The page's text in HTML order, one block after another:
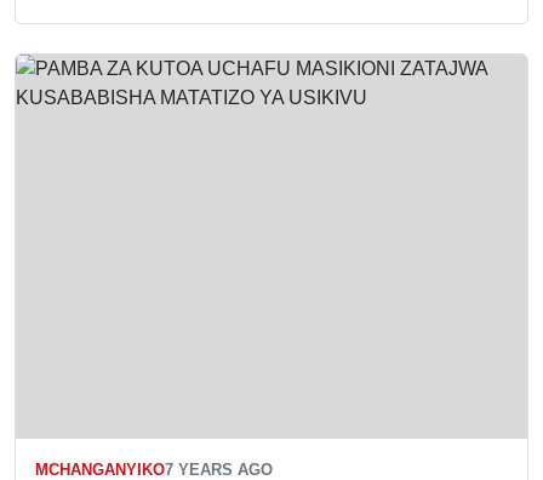
MCHANGANYIKO7 YEARS AGO